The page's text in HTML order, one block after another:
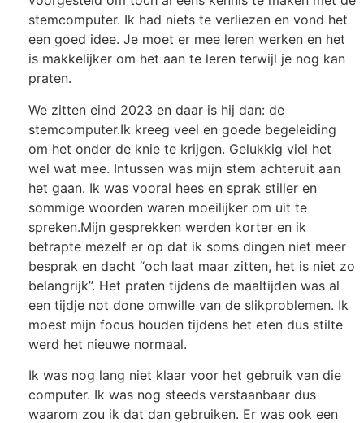
stemcomputer. Ik had niets te verliezen en vond het
een goed idee. Je moet er mee leren werken en het
is makkelijker om het aan te leren terwijl je nog kan
praten.
We zitten eind 2023 en daar is hij dan: de
stemcomputer.Ik kreeg veel en goede begeleiding
om het onder de knie te krijgen. Gelukkig viel het
wel wat mee. Intussen was mijn stem achteruit aan
het gaan. Ik was vooral hees en sprak stiller en
sommige woorden waren moeilijker om uit te
spreken.Mijn gesprekken werden korter en ik
betrapte mezelf er op dat ik soms dingen niet meer
besprak en dacht “och laat maar zitten, het is niet zo
belangrijk”. Het praten tijdens de maaltijden was al
een tijdje not done omwille van de slikproblemen. Ik
moest mijn focus houden tijdens het eten dus stilte
werd het nieuwe normaal.
Ik was nog lang niet klaar voor het gebruik van die
computer. Ik was nog steeds verstaanbaar dus
waarom zou ik dat dan gebruiken. Er was ook een